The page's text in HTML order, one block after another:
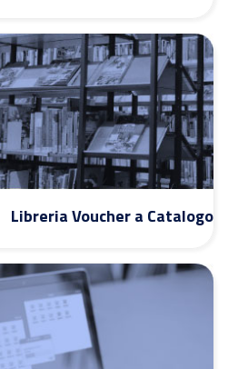
Libreria Voucher a Catalogo